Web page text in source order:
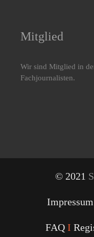
Mitglied
Wir sind Mitglied in
Fachjournalisten.
© 2021
Impressum
FAQ I